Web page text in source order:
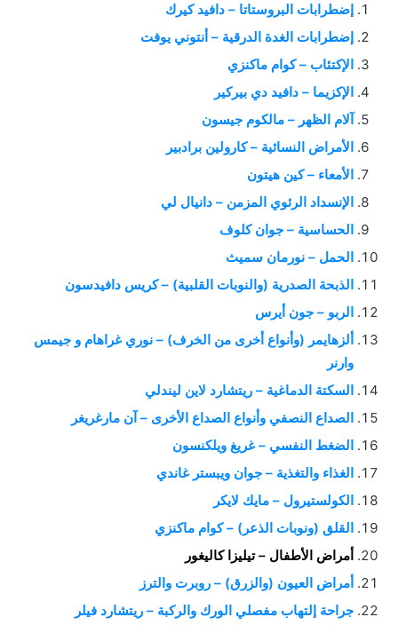
إضطرابات البروستاتا – دافيد كيرك
إضطرابات الغدة الدرقية – أنتوني يوفت
الإكتئاب – كوام ماكنزي
الإكزيما – دافيد دي بيركير
آلام الظهر – مالكوم جيسون
الأمراض النسائية – كارولين برادبير
الأمعاء – كين هيتون
الإنسداد الرئوي المزمن – دانيال لي
الحساسية – جوان كلوف
الحمل – نورمان سميث
الذبحة الصدرية (والنوبات القلبية) – كريس دافيدسون
الربو – جون أيرس
ألزهايمر (وأنواع أخرى من الخرف) – نوري غراهام و جيمس
وارنر
السكتة الدماغية – ريتشارد لاين ليندلي
الصداع النصفي وأنواع الصداع الأخرى – آن مارغريغر
الضغط النفسي – غريغ ويلكنسون
الغذاء والتغذية – جوان ويبستر غاندي
الكولستيرول – مايك لايكر
القلق (ونوبات الذعر) – كوام ماكنزي
أمراض الأطفال – تيليزا كاليغور
أمراض العيون (والزرق) – روبرت والترز
جراحة إلتهاب مفصلي الورك والركبة – ريتشارد فيلر